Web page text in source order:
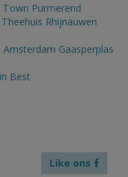
Purmerend
Rhijnauwen
Gaasperplas
Best
Like ons